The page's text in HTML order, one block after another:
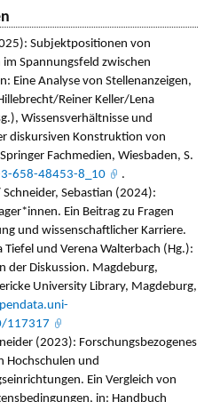
Subjektpositionen von
Spannungsfeld zwischen
Eine Analyse von Stellenanzeigen,
Reiner Keller/Lena
Wissensverhältnisse und
diskursiven Konstruktion von
Fachmedien, Wiesbaden, S.
658-48453-8_10
.
Sebastian (2024):
Ein Beitrag zu Fragen
und wissenschaftlicher Karriere.
und Verena Walterbach (Hg.):
der Diskussion. Magdeburg,
University Library, Magdeburg,
117317
(2023): Forschungsbezogenes
Hochschulen und
Ein Vergleich von
in: Handbuch